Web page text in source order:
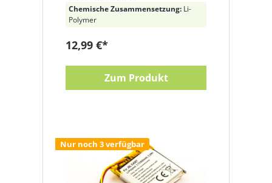
Chemische Zusammensetzung: Li-
Polymer
12,99 €*
Zum Produkt
Nur noch 3 verfügbar